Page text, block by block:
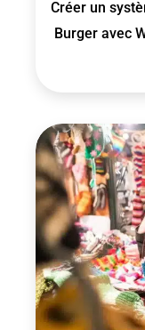
Créer un
Burger avec